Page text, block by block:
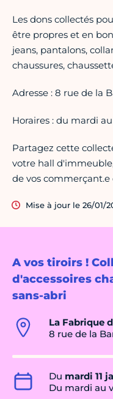
A vos tiroirs !
d'accessoires
sans-abri
La Fabrique
8 rue de la
Du mardi 11
Du mardi au
Les dons collectés
être propres et en
jeans, pantalons,
chaussures,
Adresse : 8 rue de la
Horaires : du mardi
Partagez cette
votre hall
de vos
Mise à jour le 26/01/